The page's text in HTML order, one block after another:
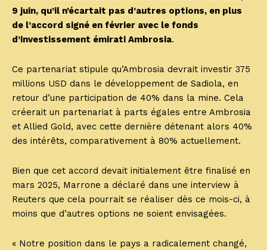
9 juin, qu’il n’écartait pas d’autres options, en plus
de l’accord signé en février avec le fonds
d’investissement émirati Ambrosia.
Ce partenariat stipule qu’Ambrosia devrait investir 375
millions USD dans le développement de Sadiola, en
retour d’une participation de 40% dans la mine. Cela
créerait un partenariat à parts égales entre Ambrosia
et Allied Gold, avec cette dernière détenant alors 40%
des intérêts, comparativement à 80% actuellement.
Bien que cet accord devait initialement être finalisé en
mars 2025, Marrone a déclaré dans une interview à
Reuters que cela pourrait se réaliser dès ce mois-ci, à
moins que d’autres options ne soient envisagées.
« Notre position dans le pays a radicalement changé,